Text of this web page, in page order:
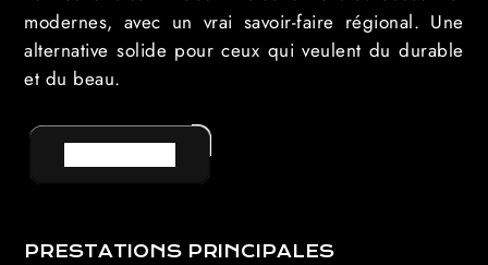
modernes, avec un vrai savoir-faire régional. Une
alternative solide pour ceux qui veulent du durable
et du beau.
PRESTATIONS PRINCIPALES